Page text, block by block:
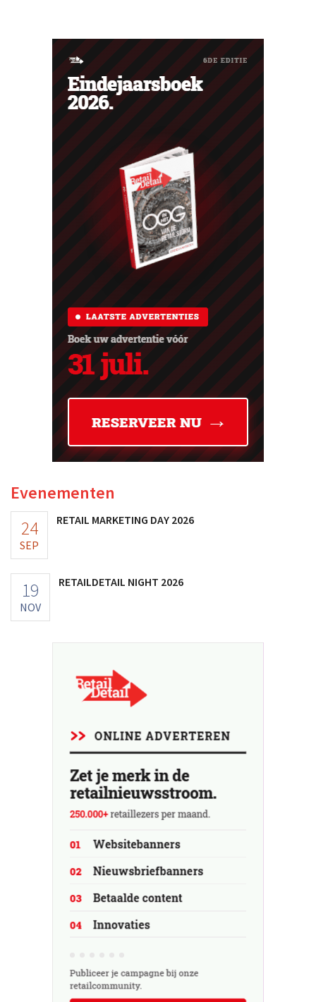
Evenementen
24
SEP
RETAIL MARKETING DAY 2026
19
NOV
RETAILDETAIL NIGHT 2026